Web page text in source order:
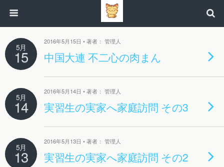
5月
15
2016年5月15日 • 著者： 管理人
中国大連 不二心の肉まん
5月
14
2016年5月14日 • 著者： 管理人
実習生の実家へ家庭訪問 その3
5月
13
2016年5月13日 • 著者： 管理人
実習生の実家へ家庭訪問 その2